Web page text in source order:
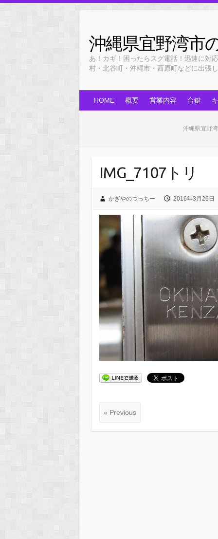
content
沖縄県宜野湾市
あ！カギ！困ったらスグ電話！迅速に対
村・北谷町・沖縄市・西原町などに出
HOME 概要 営業内容 合鍵
沖縄県宜野
IMG_7107トリ
かぎやのつっちー 2016年3月26日
« Previous